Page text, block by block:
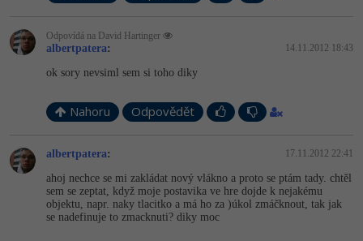
SEO specialista
Umělá inteligence (AI)
Pro děti
Fórum
Kurzy e-commerce
Odpovídá na David Hartinger
albertpatera: 14.11.2012 18:43
ok sory nevsiml sem si toho diky
Nahoru Odpovědět
albertpatera: 17.11.2012 22:41
ahoj nechce se mi zakládat nový vlákno a proto se ptám tady. chtěl
sem se zeptat, když moje postavika ve hre dojde k nejakému
objektu, napr. naky tlacitko a má ho za )úkol zmáčknout, tak jak
se nadefinuje to zmacknuti? diky moc